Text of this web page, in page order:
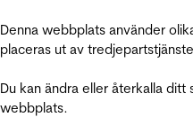
Denna webbplats använder
placeras ut av
Du kan ändra eller återkalla
webbplats.